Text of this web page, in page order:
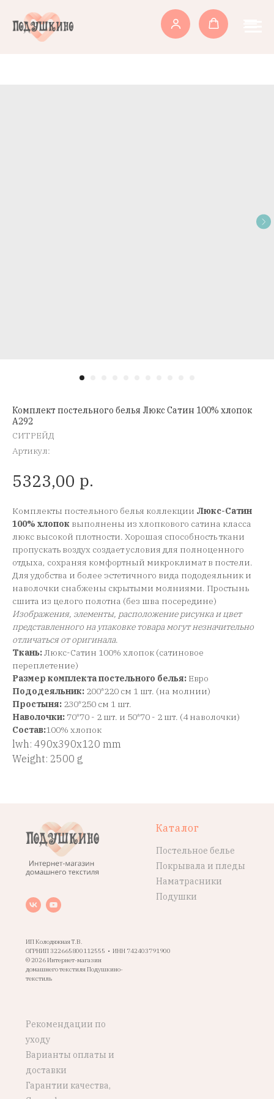
Комплект постельного белья Люкс Сатин 100% хлопок
A292
СИТРЕЙД
Артикул:
5323,00 р.
Комплекты постельного белья коллекции Люкс-Сатин
100% хлопок выполнены из хлопкового сатина класса
люкс высокой плотности. Хорошая способность ткани
пропускать воздух создает условия для полноценного
отдыха, сохраняя комфортный микроклимат в постели.
Для удобства и более эстетичного вида пододеяльник и
наволочки снабжены скрытыми молниями. Простынь
сшита из целого полотна (без шва посередине)
Изображения, элементы, расположение рисунка и цвет
представленного на упаковке товара могут незначительно
отличаться от оригинала.
Ткань:Люкс-Сатин 100% хлопок (сатиновое
переплетение)
Размер комплекта постельного белья: Евро
Пододеяльник: 200*220 см 1 шт. (на молнии)
Простыня: 230*250 см 1 шт.
Наволочки: 70*70 - 2 шт. и 50*70 - 2 шт. (4 наволочки)
Состав:100% хлопок
lwh: 490x390x120 mm
Weight: 2500 g
ИП Колодяжная Т.В.
ОГРНИП 322665800112555 • ИНН 742403791900
© 2026 Интернет-магазин
домашнего текстиля Подушкино-
текстиль
Каталог
Постельное белье
Покрывала и пледы
Наматрасники
Подушки
Рекомендации по
уходу
Варианты оплаты и
доставки
Гарантии качества,